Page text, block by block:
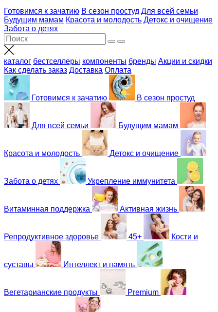
Готовимся к зачатию В сезон простуд Для всей семьи
Будущим мамам Красота и молодость Детокс и очищение
Забота о детях
каталог бестселлеры компоненты бренды Акции и скидки
Как сделать заказ Доставка Оплата
Готовимся к зачатию В сезон простуд
Для всей семьи Будущим мамам
Красота и молодость Детокс и очищение
Забота о детях Укрепление иммунитета
Витаминная поддержка Активная жизнь
Репродуктивное здоровье 45+ Кости и
суставы Интеллект и память
Вегетарианские продукты Premium